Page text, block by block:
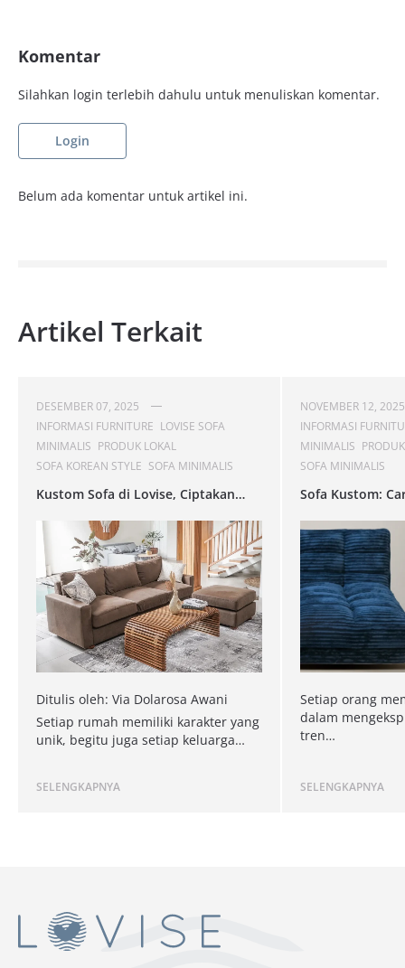
Komentar
Silahkan login terlebih dahulu untuk menuliskan komentar.
Login
Belum ada komentar untuk artikel ini.
Artikel Terkait
DESEMBER 07, 2025
INFORMASI FURNITURE LOVISE SOFA
MINIMALIS PRODUK LOKAL
SOFA KOREAN STYLE SOFA MINIMALIS
Kustom Sofa di Lovise, Ciptakan
Ditulis oleh: Via Dolarosa Awani
Setiap rumah memiliki karakter yang
unik, begitu juga setiap keluarga…
SELENGKAPNYA
NOVEMBER 12, 2025
INFORMASI
MINIMALIS
SOFA MINIMALIS
Sofa Kustom:
Kenyamanan
Setiap orang
dalam
tren…
SELENGKAPNYA